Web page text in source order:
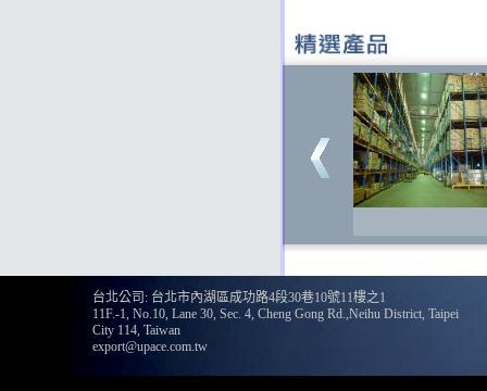
台北公司: 台北市內湖區成功路4段30巷10號11樓之1
11F.-1, No.10, Lane 30, Sec. 4, Cheng Gong Rd.,Neihu District, Taipei
City 114, Taiwan
export@upace.com.tw